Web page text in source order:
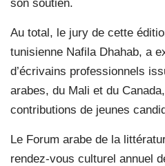
son soutien.
Au total, le jury de cette
tunisienne Nafila Dhahab, a
d’écrivains professionnels
arabes, du Mali et du
contributions de jeunes
Le Forum arabe de la
rendez-vous culturel annuel